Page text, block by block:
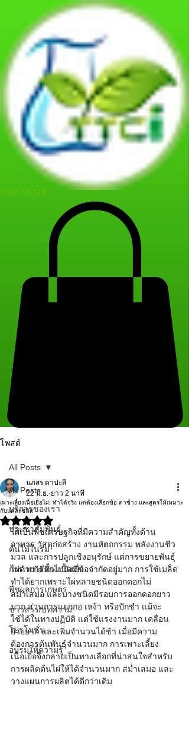
โพสต์
All Posts
บริการของเรา
ประชาสัมพันธ์
ต้นไม้ในร่ม
การเพาะเลี้ยงเนื้อเยื่อ
พืชผลการเกษตร
ข่าวสาร/บทความ
โปรโมชั่น
อบรมให้ความรู้
All Posts
เพาะเลี้ยงเนื้อเยื่อไผ่: ทำได้จริง แต่ต้องเลือกข้อ ตาข้าง และสูตรให้เหมาะ
กับแต่ละชนิด
นภสร ตาปะสี
22 มิ.ย. ยาว 2 นาที
ได้รับ NaN เต็ม 5 ดาว
ไผ่เป็นพืชเศรษฐกิจที่มีความสำคัญทั้งด้าน
อาหาร วัสดุก่อสร้าง งานหัตถกรรม พลังงานชีว
มวล และการปลูกเชิงอนุรักษ์ แต่การขยายพันธุ์
ไผ่ด้วยวิธีทั่วไปยังมีข้อจำกัดอยู่มาก การใช้เมล็ด
ทำได้ยากเพราะไผ่หลายชนิดออกดอกไม่
สม่ำเสมอ และบางชนิดมีรอบการออกดอกยาว
มาก ส่วนการแยกกอ เหง้า หรือปักชำ แม้จะ
ใช้ได้ในทางปฏิบัติ แต่ใช้แรงงานมาก เคลื่อน
ย้ายยาก และเพิ่มจำนวนได้ช้า เมื่อมีความ
ต้องการต้นพันธุ์จำนวนมาก การเพาะเลี้ยง
เนื้อเยื่อจึงกลายเป็นทางเลือกที่น่าสนใจสำหรับ
การผลิตต้นไผ่ให้ได้จำนวนมาก สม่ำเสมอ และ
วางแผนการผลิตได้ดีกว่าเดิม